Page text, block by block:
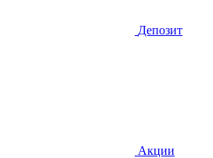
Депозит
Акции